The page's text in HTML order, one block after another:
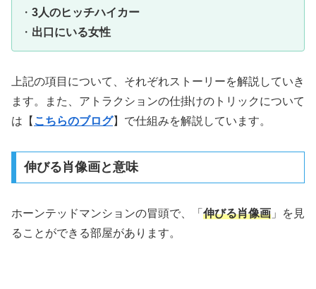
・ 3人のヒッチハイカー
・ 出口にいる女性
上記の項目について、それぞれストーリーを解説していき
ます。また、アトラクションの仕掛けのトリックについて
は【 こちらのブログ】で仕組みを解説しています。
伸びる肖像画と意味
ホーンテッドマンションの冒頭で、「 伸びる肖像画 」を見
ることができる部屋があります。